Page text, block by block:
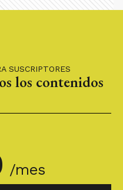
SUSCRIPTORES
los contenidos
/mes